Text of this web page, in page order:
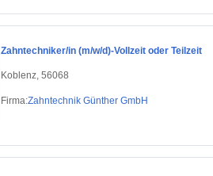
Zahntechniker/in (m/w/d)-Vollzeit oder Teilzeit
Koblenz, 56068
Firma:Zahntechnik Günther GmbH